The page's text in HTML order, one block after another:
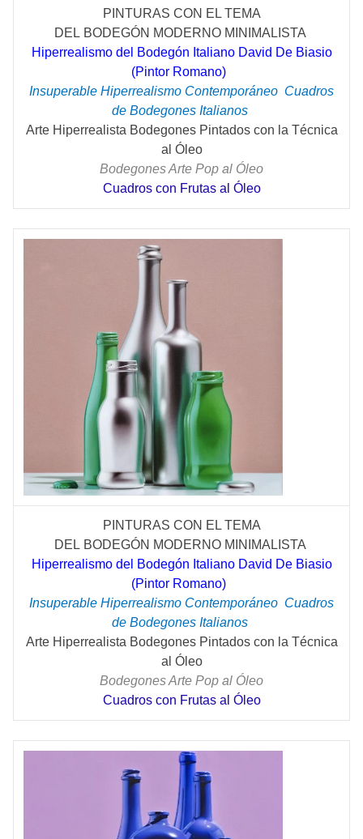
PINTURAS CON EL TEMA
DEL BODEGÓN MODERNO MINIMALISTA
Hiperrealismo del Bodegón Italiano David De Biasio
(Pintor Romano)
Insuperable Hiperrealismo Contemporáneo Cuadros
de Bodegones Italianos
Arte Hiperrealista Bodegones Pintados con la Técnica
al Óleo
Bodegones Arte Pop al Óleo
Cuadros con Frutas al Óleo
PINTURAS CON EL TEMA
DEL BODEGÓN MODERNO MINIMALISTA
Hiperrealismo del Bodegón Italiano David De Biasio
(Pintor Romano)
Insuperable Hiperrealismo Contemporáneo Cuadros
de Bodegones Italianos
Arte Hiperrealista Bodegones Pintados con la Técnica
al Óleo
Bodegones Arte Pop al Óleo
Cuadros con Frutas al Óleo